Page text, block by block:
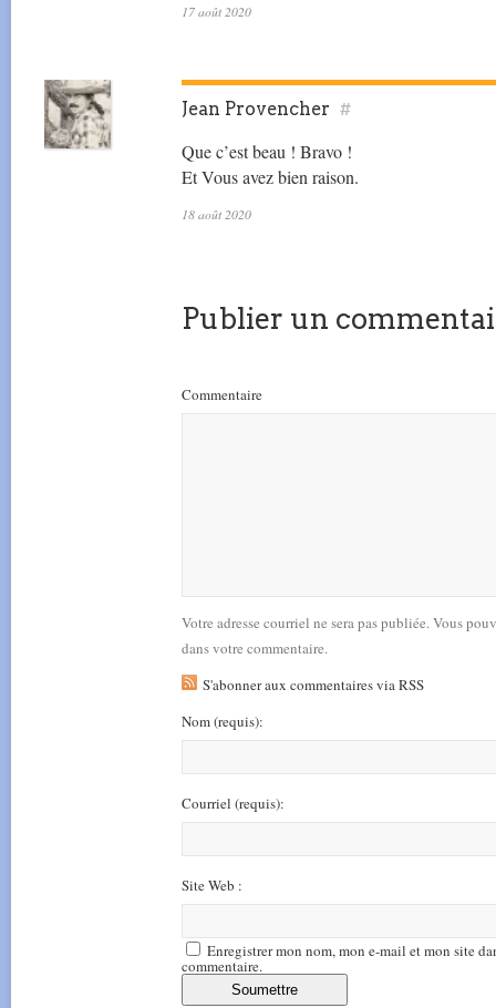
17 août 2020
Jean Provencher #
Que c’est beau ! Bravo !
Et Vous avez bien raison.
18 août 2020
Publier un
Commentaire
Votre adresse courriel ne sera pas publiée. Vous
dans votre commentaire.
S'abonner aux commentaires via RSS
Nom(requis):
Courriel (requis):
Site Web :
Enregistrer mon nom, mon e-mail et mon site
commentaire.